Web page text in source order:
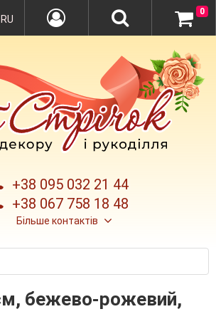
+38 095 032 21 44
+38 067 758 18 48
Більше контактів
RU
0
бежево-рожевий,